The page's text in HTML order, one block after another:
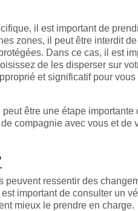
il est important de
zones, il peut être interdit
Dans ce cas, il est
de les disperser sur
et significatif pour vous
être une étape importante
compagnie avec vous et de
peuvent ressentir des
important de consulter un
mieux le prendre en charge.